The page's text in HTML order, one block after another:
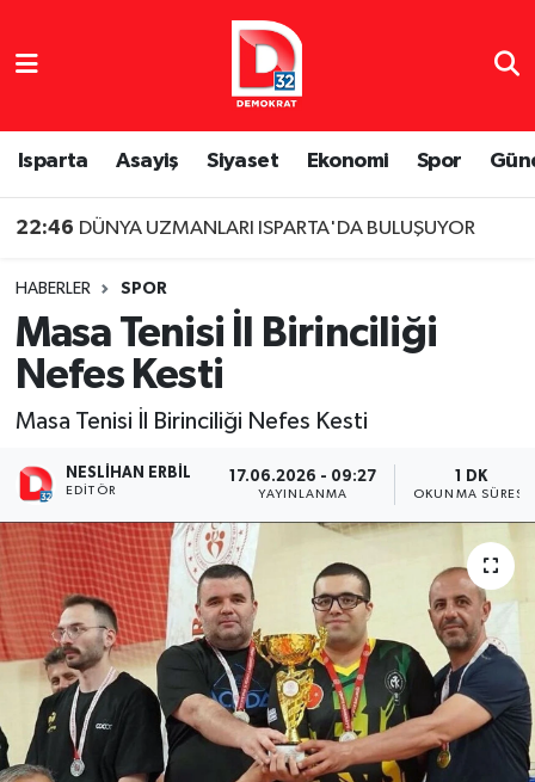
Isparta Asayiş Siyaset Ekonomi Spor
22:46 DÜNYA UZMANLARI ISPARTA'DA BULUŞUYOR
HABERLER SPOR
Masa Tenisi İl Birinciliği
Nefes Kesti
Masa Tenisi İl Birinciliği Nefes Kesti
NESLIHAN ERBIL
EDITÖR
17.06.2026 - 09:27
YAYINLANMA
1 DK
OKUNMA SÜRESI
Isparta Nöbetçi Eczaneler
Isparta Hava Durumu
Isparta Namaz Vakitleri
Süper Lig Puan Durumu ve Fikstür
Tüm Manşetler